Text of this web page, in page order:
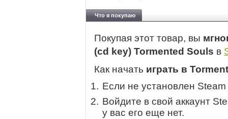
Что я покупаю
Покупая этот товар, вы
(cd key) Tormented Souls в
Как начать играть в
Если не установлен
Войдите в свой аккаунт
у вас его еще нет.